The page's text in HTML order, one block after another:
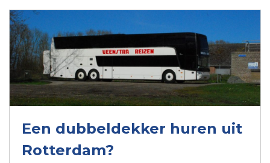
Een dubbeldekker huren uit
Rotterdam?